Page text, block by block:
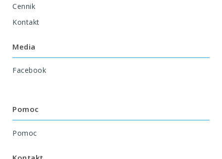
Cennik
Kontakt
Media
Facebook
Pomoc
Pomoc